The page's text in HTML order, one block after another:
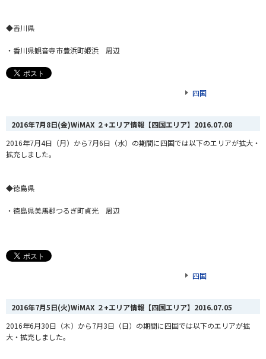
◆香川県
・香川県観音寺市豊浜町姫浜 周辺
四国
2016年7月8日(金)WiMAX ２+エリア情報【四国エリア】 2016.07.08
2016年7月4日（月）から7月6日（水）の期間に四国では以下のエリアが拡大・
拡充しました。
◆徳島県
・徳島県美馬郡つるぎ町貞光 周辺
四国
2016年7月5日(火)WiMAX ２+エリア情報【四国エリア】 2016.07.05
2016年6月30日（木）から7月3日（日）の期間に四国では以下のエリアが拡
大・拡充しました。